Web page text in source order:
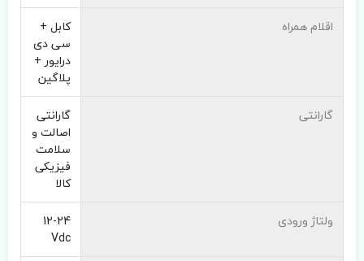
اقلام همراه
کابل +
سی دی
درایور +
پلاگین
گارانتی
گارانتی
اصالت و
سلامت
فیزیکی
کالا
ولتاژ ورودی
12-24
Vdc